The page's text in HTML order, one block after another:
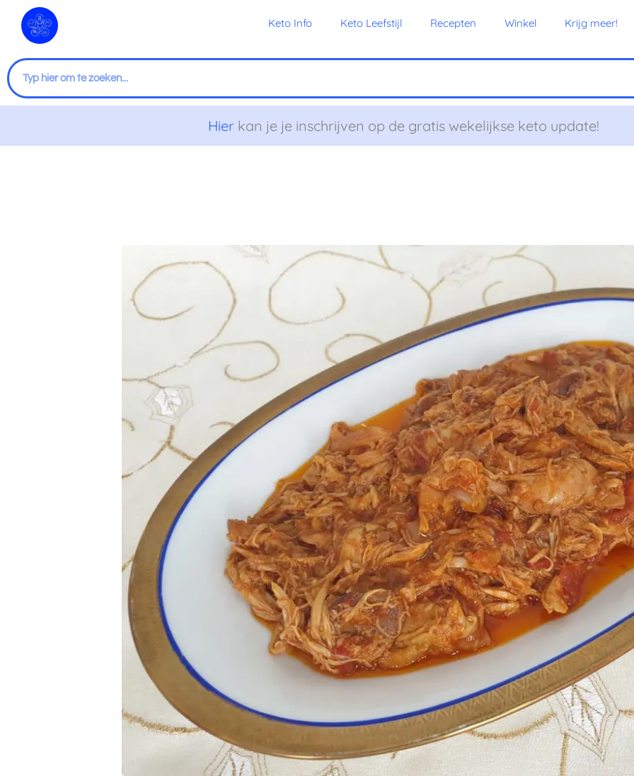
naar
inhoud
Keto Info Keto Leefstijl Recepten Winkel Krijg meer!
Zoeken
Hierkan je je inschrijven op de gratis wekelijkse keto update!